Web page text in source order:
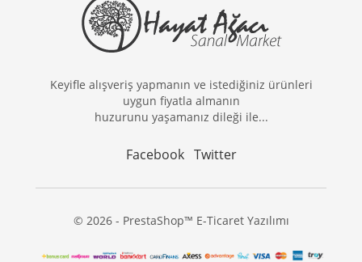
Keyifle alışveriş yapmanın ve istediğiniz ürünleri
uygun fiyatla almanın
huzurunu yaşamanız dileği ile...
Facebook Twitter
© 2026 - PrestaShop™ E-Ticaret Yazılımı